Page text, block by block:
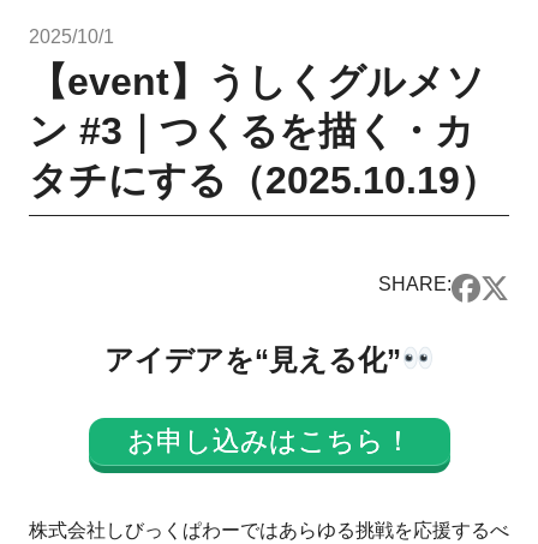
2025/10/1
【event】うしくグルメソ
ン #3｜つくるを描く・カ
タチにする（2025.10.19）
SHARE:
アイデアを“見える化”
お申し込みはこちら！
株式会社しびっくぱわーではあらゆる挑戦を応援するべ